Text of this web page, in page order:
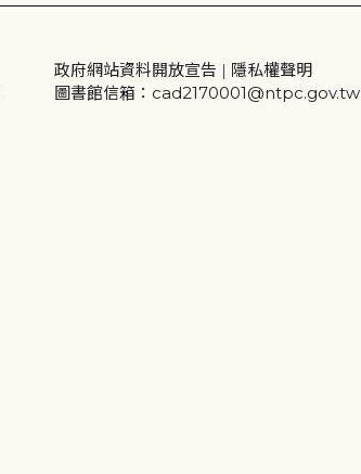
政府網站資料開放宣告 | 隱私權聲明
圖書館信箱：cad2170001@ntpc.gov.tw